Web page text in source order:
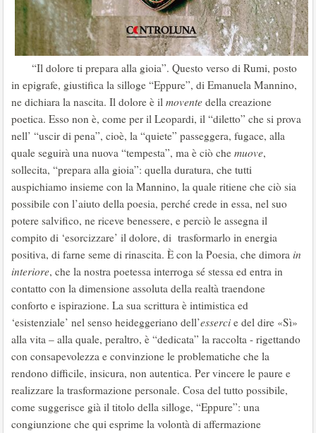
“Il dolore ti prepara alla gioia”. Questo verso di Rumi, posto
in epigrafe, giustifica la silloge “Eppure”, di Emanuela Mannino,
ne dichiara la nascita. Il dolore è il movente della creazione
poetica. Esso non è, come per il Leopardi, il “diletto” che si prova
nell’ “uscir di pena”, cioè, la “quiete” passeggera, fugace, alla
quale seguirà una nuova “tempesta”, ma è ciò che muove,
sollecita, “prepara alla gioia”: quella duratura, che tutti
auspichiamo insieme con la Mannino, la quale ritiene che ciò sia
possibile con l’aiuto della poesia, perché crede in essa, nel suo
potere salvifico, ne riceve benessere, e perciò le assegna il
compito di ‘esorcizzare’ il dolore, di trasformarlo in energia
positiva, di farne seme di rinascita. È con la Poesia, che dimora in
interiore, che la nostra poetessa interroga sé stessa ed entra in
contatto con la dimensione assoluta della realtà traendone
conforto e ispirazione. La sua scrittura è intimistica ed
‘esistenziale’ nel senso heideggeriano dell’esserci e del dire «Sì»
alla vita – alla quale, peraltro, è “dedicata” la raccolta - rigettando
con consapevolezza e convinzione le problematiche che la
rendono difficile, insicura, non autentica. Per vincere le paure e
realizzare la trasformazione personale. Cosa del tutto possibile,
come suggerisce già il titolo della silloge, “Eppure”: una
congiunzione che qui esprime la volontà di affermazione